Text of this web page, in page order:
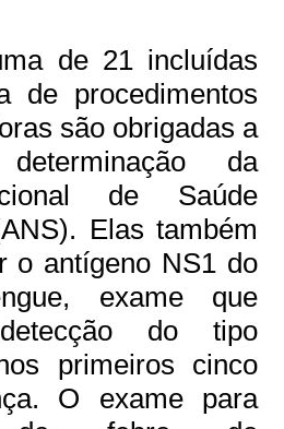
de 21 incluídas
de procedimentos
são obrigadas a
da
de Saúde
Elas também
o antígeno NS1 do
exame que
do tipo
primeiros cinco
O exame para